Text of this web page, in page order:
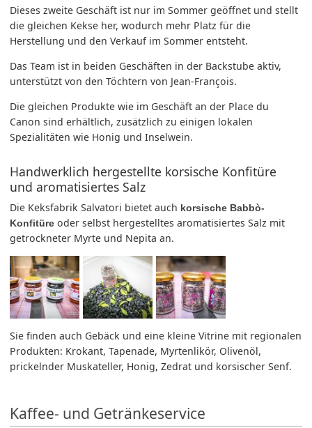
Dieses zweite Geschäft ist nur im Sommer geöffnet und stellt
die gleichen Kekse her, wodurch mehr Platz für die
Herstellung und den Verkauf im Sommer entsteht.
Das Team ist in beiden Geschäften in der Backstube aktiv,
unterstützt von den Töchtern von Jean-François.
Die gleichen Produkte wie im Geschäft an der Place du
Canon sind erhältlich, zusätzlich zu einigen lokalen
Spezialitäten wie Honig und Inselwein.
Handwerklich hergestellte korsische Konfitüre
und aromatisiertes Salz
Die Keksfabrik Salvatori bietet auch korsische Babbò-
Konfitüre oder selbst hergestelltes aromatisiertes Salz mit
getrockneter Myrte und Nepita an.
Sie finden auch Gebäck und eine kleine Vitrine mit regionalen
Produkten: Krokant, Tapenade, Myrtenlikör, Olivenöl,
prickelnder Muskateller, Honig, Zedrat und korsischer Senf.
Kaffee- und Getränkeservice